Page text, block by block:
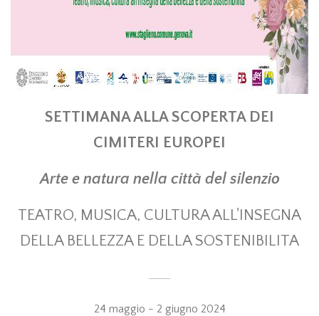
SETTIMANA ALLA SCOPERTA DEI
CIMITERI EUROPEI
Arte e natura nella città del silenzio
TEATRO, MUSICA, CULTURA ALL'INSEGNA
DELLA BELLEZZA E DELLA SOSTENIBILITA
24 maggio - 2 giugno 2024